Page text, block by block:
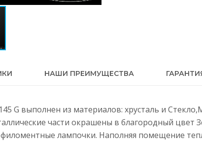
НАШИ ПРЕИМУЩЕСТВА
G выполнен из материалов: хрусталь и
части окрашены в благородный
лампочки. Наполняя помещение